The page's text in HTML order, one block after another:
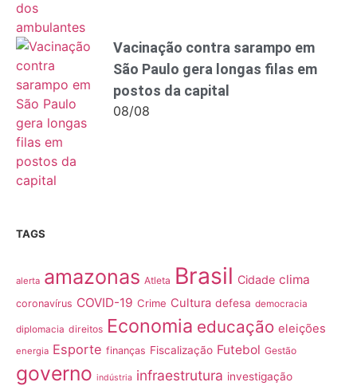
Vacinação contra sarampo em
São Paulo gera longas filas em
postos da capital
08/08
TAGS
alerta amazonas Atleta Brasil Cidade clima
coronavírus COVID-19 Crime Cultura defesa democracia
diplomacia direitos Economia educação eleições
energia Esporte finanças Fiscalização Futebol Gestão
governo indústria infraestrutura investigação